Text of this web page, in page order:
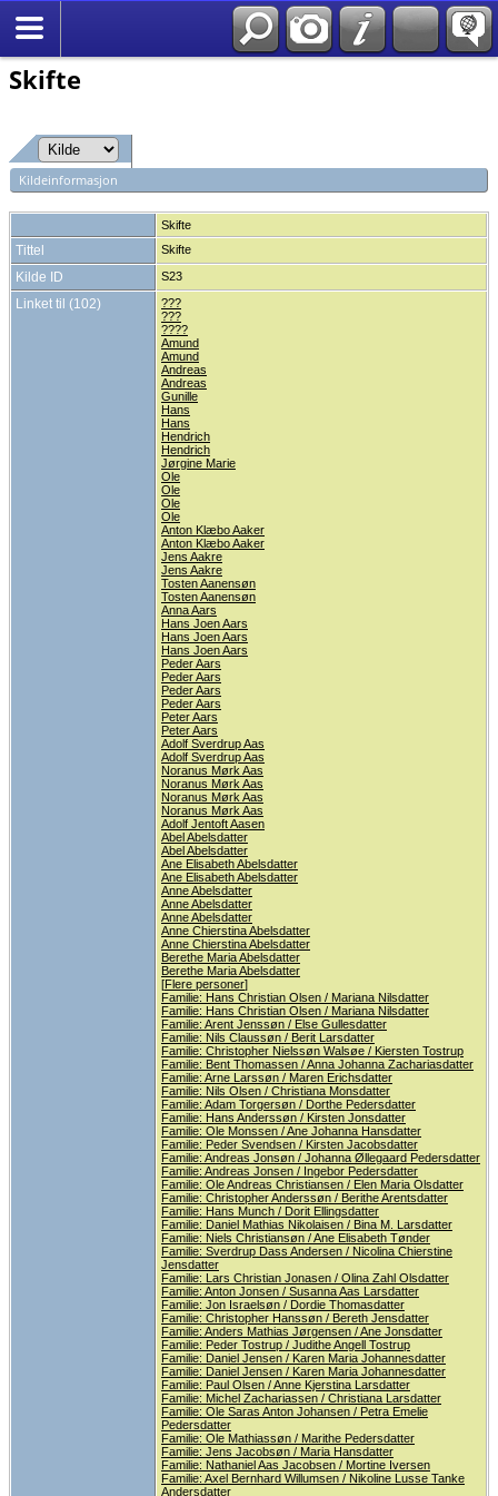
Skifte
Kildeinformasjon
Skifte
Tittel Skifte
Kilde ID S23
Linket til (102)
???
???
????
Amund
Amund
Andreas
Andreas
Gunille
Hans
Hans
Hendrich
Hendrich
Jørgine Marie
Ole
Ole
Ole
Ole
Anton Klæbo Aaker
Anton Klæbo Aaker
Jens Aakre
Jens Aakre
Tosten Aanensøn
Tosten Aanensøn
Anna Aars
Hans Joen Aars
Hans Joen Aars
Hans Joen Aars
Peder Aars
Peder Aars
Peder Aars
Peder Aars
Peter Aars
Peter Aars
Adolf Sverdrup Aas
Adolf Sverdrup Aas
Noranus Mørk Aas
Noranus Mørk Aas
Noranus Mørk Aas
Noranus Mørk Aas
Adolf Jentoft Aasen
Abel Abelsdatter
Abel Abelsdatter
Ane Elisabeth Abelsdatter
Ane Elisabeth Abelsdatter
Anne Abelsdatter
Anne Abelsdatter
Anne Abelsdatter
Anne Chierstina Abelsdatter
Anne Chierstina Abelsdatter
Berethe Maria Abelsdatter
Berethe Maria Abelsdatter
[Flere personer]
Familie: Hans Christian Olsen / Mariana Nilsdatter
Familie: Hans Christian Olsen / Mariana Nilsdatter
Familie: Arent Jenssøn / Else Gullesdatter
Familie: Nils Claussøn / Berit Larsdatter
Familie: Christopher Nielssøn Walsøe / Kiersten Tostrup
Familie: Bent Thomassen / Anna Johanna Zachariasdatter
Familie: Arne Larssøn / Maren Erichsdatter
Familie: Nils Olsen / Christiana Monsdatter
Familie: Adam Torgersøn / Dorthe Pedersdatter
Familie: Hans Anderssøn / Kirsten Jonsdatter
Familie: Ole Monssen / Ane Johanna Hansdatter
Familie: Peder Svendsen / Kirsten Jacobsdatter
Familie: Andreas Jonsøn / Johanna Øllegaard Pedersdatter
Familie: Andreas Jonsen / Ingebor Pedersdatter
Familie: Ole Andreas Christiansen / Elen Maria Olsdatter
Familie: Christopher Anderssøn / Berithe Arentsdatter
Familie: Hans Munch / Dorit Ellingsdatter
Familie: Daniel Mathias Nikolaisen / Bina M. Larsdatter
Familie: Niels Christiansøn / Ane Elisabeth Tønder
Familie: Sverdrup Dass Andersen / Nicolina Chierstine
Jensdatter
Familie: Lars Christian Jonasen / Olina Zahl Olsdatter
Familie: Anton Jonsen / Susanna Aas Larsdatter
Familie: Jon Israelsøn / Dordie Thomasdatter
Familie: Christopher Hanssøn / Bereth Jensdatter
Familie: Anders Mathias Jørgensen / Ane Jonsdatter
Familie: Peder Tostrup / Judithe Angell Tostrup
Familie: Daniel Jensen / Karen Maria Johannesdatter
Familie: Daniel Jensen / Karen Maria Johannesdatter
Familie: Paul Olsen / Anne Kjerstina Larsdatter
Familie: Michel Zachariassen / Christiana Larsdatter
Familie: Ole Saras Anton Johansen / Petra Emelie
Pedersdatter
Familie: Ole Mathiassøn / Marithe Pedersdatter
Familie: Jens Jacobsøn / Maria Hansdatter
Familie: Nathaniel Aas Jacobsen / Mortine Iversen
Familie: Axel Bernhard Willumsen / Nikoline Lusse Tanke
Andersdatter